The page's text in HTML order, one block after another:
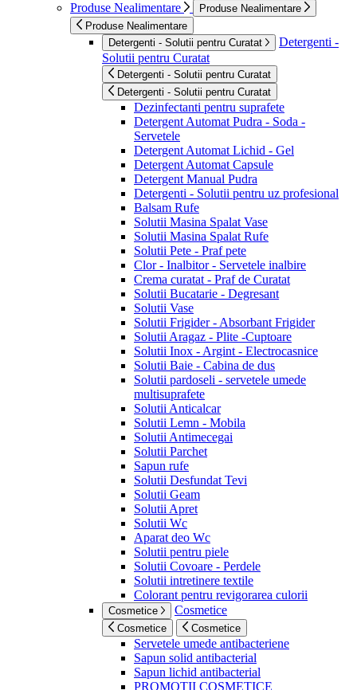
Produse Nealimentare
Produse Nealimentare
Produse Nealimentare
Detergenti - Solutii pentru Curatat
Detergenti -
Solutii pentru Curatat
Detergenti - Solutii pentru Curatat
Detergenti - Solutii pentru Curatat
Dezinfectanti pentru suprafete
Detergent Automat Pudra - Soda -
Servetele
Detergent Automat Lichid - Gel
Detergent Automat Capsule
Detergent Manual Pudra
Detergenti - Solutii pentru uz profesional
Balsam Rufe
Solutii Masina Spalat Vase
Solutii Masina Spalat Rufe
Solutii Pete - Praf pete
Clor - Inalbitor - Servetele inalbire
Crema curatat - Praf de Curatat
Solutii Bucatarie - Degresant
Solutii Vase
Solutii Frigider - Absorbant Frigider
Solutii Aragaz - Plite -Cuptoare
Solutii Inox - Argint - Electrocasnice
Solutii Baie - Cabina de dus
Solutii pardoseli - servetele umede
multisuprafete
Solutii Anticalcar
Solutii Lemn - Mobila
Solutii Antimecegai
Solutii Parchet
Sapun rufe
Solutii Desfundat Tevi
Solutii Geam
Solutii Apret
Solutii Wc
Aparat deo Wc
Solutii pentru piele
Solutii Covoare - Perdele
Solutii intretinere textile
Colorant pentru revigorarea culorii
Cosmetice Cosmetice
Cosmetice Cosmetice
Servetele umede antibacteriene
Sapun solid antibacterial
Sapun lichid antibacterial
PROMOTII COSMETICE